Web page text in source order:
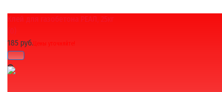
избранное сравнить
Клей для газобетона РЕАЛ, 25кг
(0)
185 руб.Цены уточняйте!